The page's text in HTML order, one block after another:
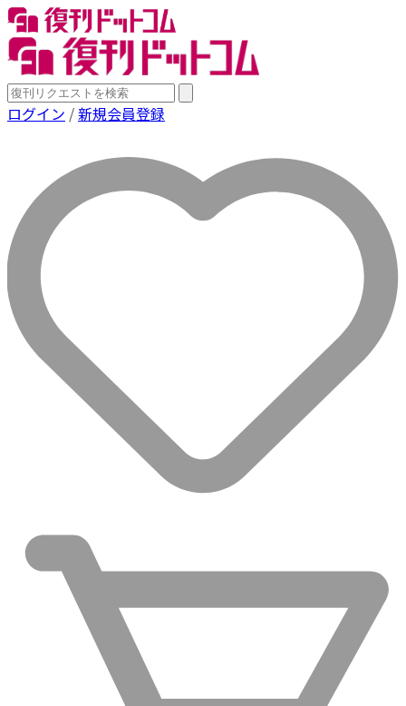
ログイン /新規会員登録